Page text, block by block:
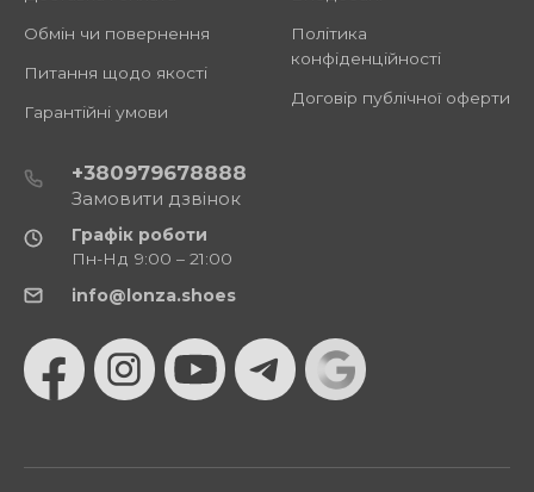
Обмін чи повернення
Питання щодо якості
Гарантійні умови
Політика
конфіденційності
Договір публічної оферти
+380979678888
Замовити дзвінок
Графік роботи
Пн-Нд 9:00 – 21:00
info@lonza.shoes